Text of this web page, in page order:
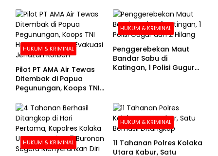
HUKUM & KRIMINAL
Pilot PT AMA Air Tewas
Ditembak di Papua
Pegunungan, Koops TNI
Evakuasi Jenazah
Korban
HUKUM & KRIMINAL
Penggerebekan Maut
Bandar Sabu di
Katingan, 1 Polisi Gugur
HUKUM & KRIMINAL
HUKUM & KRIMINAL
11 Tahanan Polres Kolaka
Utara Kabur, Satu